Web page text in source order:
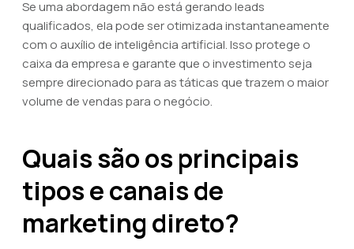
Se uma abordagem não está gerando leads
qualificados, ela pode ser otimizada instantaneamente
com o auxílio de inteligência artificial. Isso protege o
caixa da empresa e garante que o investimento seja
sempre direcionado para as táticas que trazem o maior
volume de vendas para o negócio.
Quais são os principais
tipos e canais de
marketing direto?